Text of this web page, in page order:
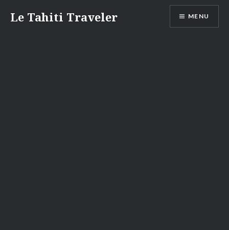
Le Tahiti Traveler MENU